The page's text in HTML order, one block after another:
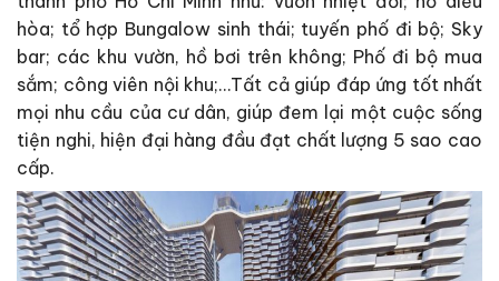
hòa; tổ hợp Bungalow sinh thái; tuyến phố đi bộ; Sky
bar; các khu vườn, hồ bơi trên không; Phố đi bộ mua
sắm; công viên nội khu;…Tất cả giúp đáp ứng tốt nhất
mọi nhu cầu của cư dân, giúp đem lại một cuộc sống
tiện nghi, hiện đại hàng đầu đạt chất lượng 5 sao cao
cấp.